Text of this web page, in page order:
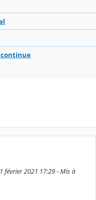
février 2021 17:29 - Mis à